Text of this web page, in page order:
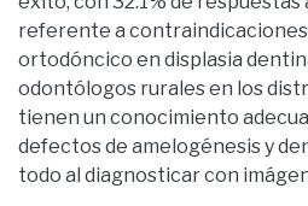
referente a
ortodóncico en displasia
odontólogos rurales en los
tienen un conocimiento
defectos de amelogénesis y
todo al diagnosticar con